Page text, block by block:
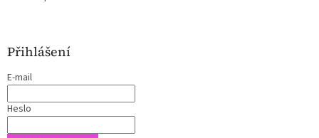
Přihlášení
E-mail
Heslo